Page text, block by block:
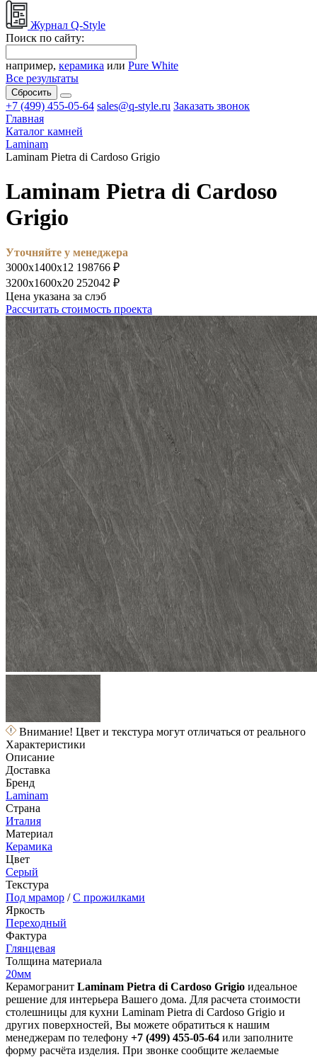
Журнал Q-Style
Поиск по сайту:
например, керамика или Pure White
Все результаты
Сбросить
+7 (499) 455-05-64 sales@q-style.ru Заказать звонок
Главная
Каталог камней
Laminam
Laminam Pietra di Cardoso Grigio
Laminam Pietra di Cardoso
Grigio
Уточняйте у менеджера
3000х1400х12 198766 ₽
3200х1600х20 252042 ₽
Цена указана за слэб
Рассчитать стоимость проекта
Внимание! Цвет и текстура могут отличаться от реального
Характеристики
Описание
Доставка
Бренд
Laminam
Страна
Италия
Материал
Керамика
Цвет
Серый
Текстура
Под мрамор /С прожилками
Яркость
Переходный
Фактура
Глянцевая
Толщина материала
20мм
Керамогранит Laminam Pietra di Cardoso Grigio идеальное
решение для интерьера Вашего дома. Для расчета стоимости
столешницы для кухни Laminam Pietra di Cardoso Grigio и
других поверхностей, Вы можете обратиться к нашим
менеджерам по телефону +7 (499) 455-05-64 или заполните
форму расчёта изделия. При звонке сообщите желаемые